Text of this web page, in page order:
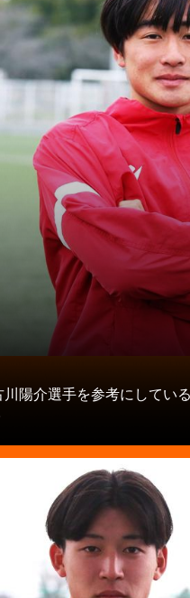
川陽介選手を参考にして